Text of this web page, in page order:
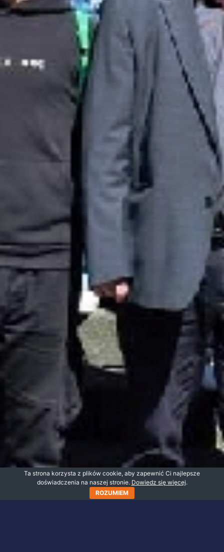
Ta strona korzysta z plików cookie, aby zapewnić Ci najlepsze
doświadczenia na naszej stronie. Dowiedz się więcej.
ROZUMIEM